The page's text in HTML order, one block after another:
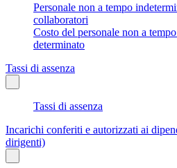
Personale non a tempo
collaboratori
Costo del personale non a
determinato
Tassi di assenza
Tassi di assenza
Incarichi conferiti e autorizzati ai
dirigenti)